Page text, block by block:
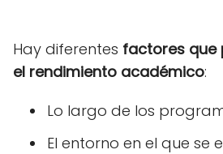
Hay diferentes factores que
el rendimiento académico:
Lo largo de los
El entorno en el que se